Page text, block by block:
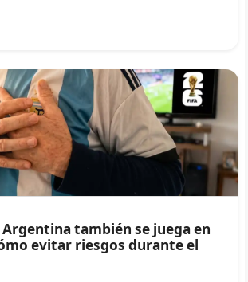
también se juega en
evitar riesgos durante el